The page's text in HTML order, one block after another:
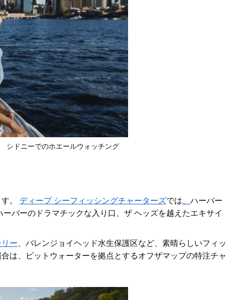
シドニーでのホエールウォッチング
。 ディープ シーフィッシングチャーターズでは
ハーバー
バーのドラマチックな入り口、ザ ヘッズを越えたエキサイ
リー 、バレンジョイヘッド水生保護区など、 素晴らしいフィッ
は、ピットウォーターを拠点とするオフザマップの特注チャ